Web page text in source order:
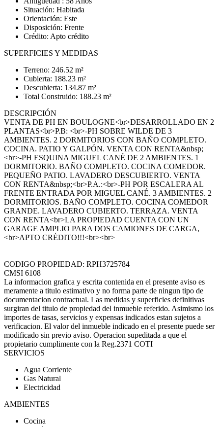
Situación: Habitada
Orientación: Este
Disposición: Frente
Crédito: Apto crédito
SUPERFICIES Y MEDIDAS
Terreno: 246.52 m²
Cubierta: 188.23 m²
Descubierta: 134.87 m²
Total Construido: 188.23 m²
DESCRIPCIÓN
VENTA DE PH EN BOULOGNE<br>DESARROLLADO EN 2
PLANTAS<br>P.B: <br>-PH SOBRE WILDE DE 3
AMBIENTES. 2 DORMITORIOS CON BAÑO COMPLETO.
COCINA. PATIO Y GALPÓN. VENTA CON RENTA&nbsp;
<br>-PH ESQUINA MIGUEL CANÉ DE 2 AMBIENTES. 1
DORMITORIO. BAÑO COMPLETO. COCINA COMEDOR.
PEQUEÑO PATIO. LAVADERO DESCUBIERTO. VENTA
CON RENTA&nbsp;<br>P.A.:<br>-PH POR ESCALERA AL
FRENTE ENTRADA POR MIGUEL CANÉ. 3 AMBIENTES. 2
DORMITORIOS. BAÑO COMPLETO. COCINA COMEDOR
GRANDE. LAVADERO CUBIERTO. TERRAZA. VENTA
CON RENTA<br>LA PROPIEDAD CUENTA CON UN
GARAGE AMPLIO PARA DOS CAMIONES DE CARGA,
<br>APTO CRÉDITO!!!<br><br>
CODIGO PROPIEDAD: RPH3725784
CMSI 6108
La informacion grafica y escrita contenida en el presente aviso es
meramente a titulo estimativo y no forma parte de ningun tipo de
documentacion contractual. Las medidas y superficies definitivas
surgiran del titulo de propiedad del inmueble referido. Asimismo los
importes de tasas, servicios y expensas indicados estan sujetos a
verificacion. El valor del inmueble indicado en el presente puede ser
modificado sin previo aviso. Operacion supeditada a que el
propietario cumplimente con la Reg.2371 COTI
SERVICIOS
Agua Corriente
Gas Natural
Electricidad
AMBIENTES
Cocina